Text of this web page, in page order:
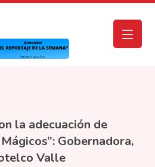
la adecuación de
Gobernadora,
Valle